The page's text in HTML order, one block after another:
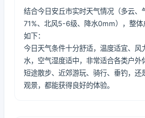
结合今日安丘市实时天气情况（多云
71%、北风5-6级、降水0mm），整体
如下：
今日天气条件十分舒适，温度适宜、风
水，空气湿度适中，非常适合各类户外
短途散步、近郊游玩、骑行、垂钓，还
观景，都能获得良好的体验。